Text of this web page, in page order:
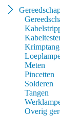
Meten
Pincetten
Solderen
Tangen
Overig